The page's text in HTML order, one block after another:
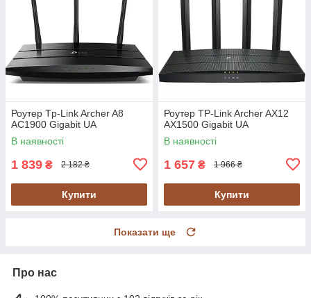
Роутер Tp-Link Archer A8
AC1900 Gigabit UA
В наявності
1 839 ₴ 2 182 ₴
Купити
Роутер TP-Link Archer AX12
AX1500 Gigabit UA
В наявності
1 657 ₴ 1 966 ₴
Купити
Показати ще
Про нас